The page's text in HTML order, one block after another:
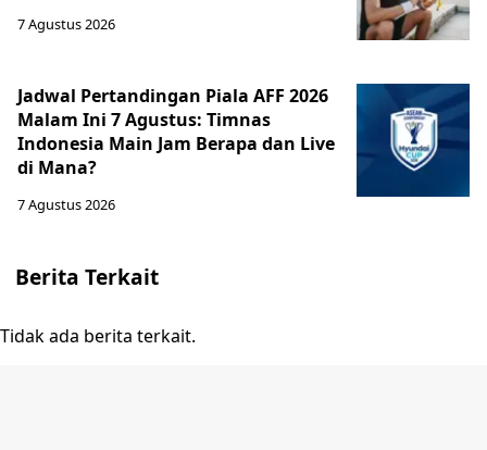
7 Agustus 2026
Jadwal Pertandingan Piala AFF 2026
Malam Ini 7 Agustus: Timnas
Indonesia Main Jam Berapa dan Live
di Mana?
7 Agustus 2026
Berita Terkait
Tidak ada berita terkait.